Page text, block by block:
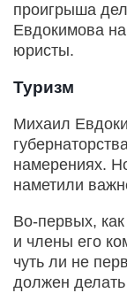
проигрыша
Евдокимова
юристы.
Туризм
Михаил
намерениях.
наметили
Во-первых,
и члены его
чуть ли не
должен делать